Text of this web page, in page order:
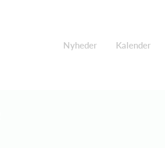
Nyheder Kalender